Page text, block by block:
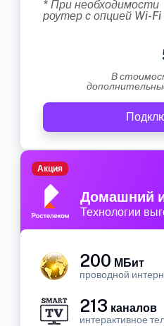
* При необходимости
роутер с опцией Wi-Fi
В
Домашний
Технологии
Акция
200 МБит
проводной
213 каналов
интерактивное